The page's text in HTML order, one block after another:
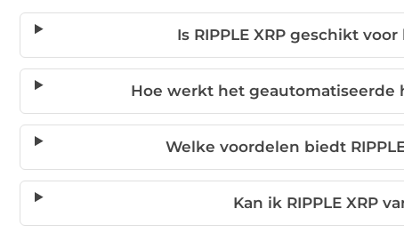
Is RIPPLE XRP geschikt
Hoe werkt het geautomatiseerde
Welke voordelen biedt
Kan ik RIPPLE XRP